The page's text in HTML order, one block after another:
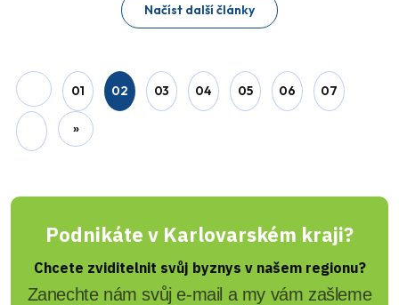
Načíst další články
01 02 03 04 05 06 07
»
Podnikáte v Karlovarském kraji?
Chcete zviditelnit svůj byznys v našem regionu?
Zanechte nám svůj e-mail a my vám zašleme